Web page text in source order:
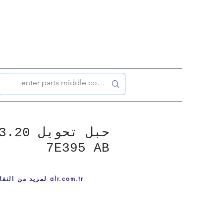
7E395 AB
لمزيد من التفاصيل ، قم بزيارة alr.com.tr